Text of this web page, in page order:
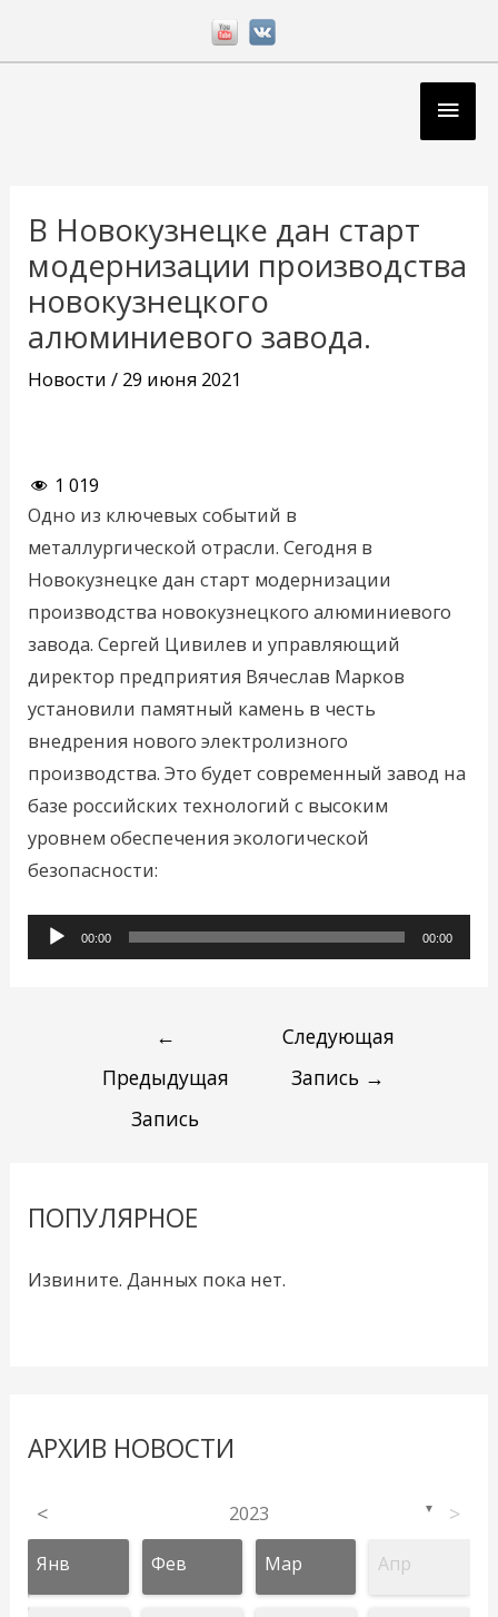
В Новокузнецке дан старт
модернизации производства
новокузнецкого
алюминиевого завода.
Новости / 29 июня 2021
1 019
Одно из ключевых событий в
металлургической отрасли. Сегодня в
Новокузнецке дан старт модернизации
производства новокузнецкого алюминиевого
завода. Сергей Цивилев и управляющий
директор предприятия Вячеслав Марков
установили памятный камень в честь
внедрения нового электролизного
производства. Это будет современный завод на
базе российских технологий с высоким
уровнем обеспечения экологической
безопасности:
Аудиоплеер
00:00 00:00
записям
←
Предыдущая
Запись
Следующая
Запись →
ПОПУЛЯРНОЕ
Извините. Данных пока нет.
АРХИВ НОВОСТИ
< 2023 ▼ >
Янв Фев Мар Апр